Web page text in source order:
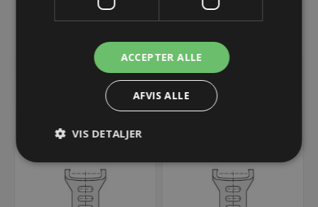
- Med bolt
42,53 kr.
Lager: 4 på lager
- Uden bolt
42,53 kr.
Lager: 3 på lager
ACCEPTER ALLE
AFVIS ALLE
VIS DETALJER